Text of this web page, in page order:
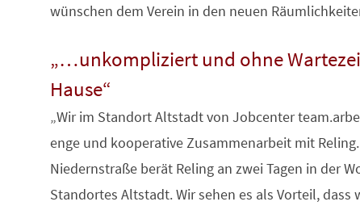
wünschen dem Verein in den neuen
„…unkompliziert und ohne
Hause“
„Wir im Standort Altstadt von Jobcenter
enge und kooperative Zusammenarbeit mit
Niedernstraße berät Reling an zwei Tagen in der
Standortes Altstadt. Wir sehen es als Vorteil,